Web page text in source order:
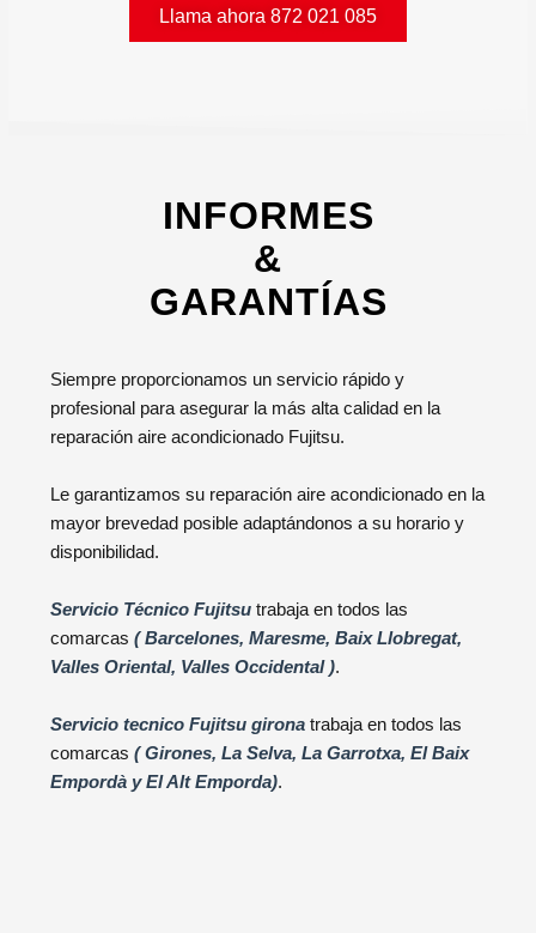
Llama ahora 872 021 085
INFORMES
&
GARANTÍAS
Siempre proporcionamos un servicio rápido y
profesional para asegurar la más alta calidad en la
reparación aire acondicionado Fujitsu.
Le garantizamos su reparación aire acondicionado en la
mayor brevedad posible adaptándonos a su horario y
disponibilidad.
Servicio Técnico Fujitsu trabaja en todos las
comarcas( Barcelones, Maresme, Baix Llobregat,
Valles Oriental, Valles Occidental ).
Servicio tecnico Fujitsu girona trabaja en todos las
comarcas ( Girones, La Selva, La Garrotxa, El Baix
Empordà y El Alt Emporda).